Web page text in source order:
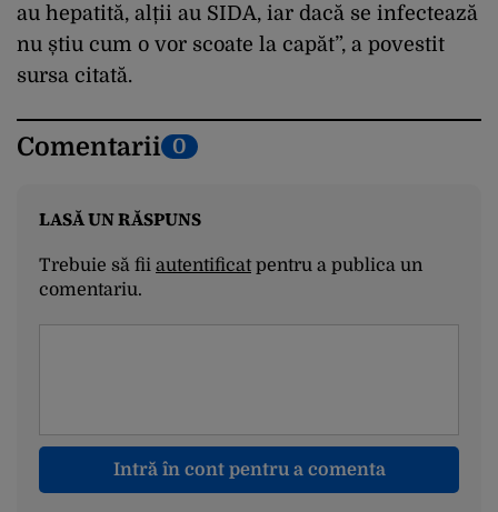
au hepatită, alții au SIDA, iar dacă se infectează
nu știu cum o vor scoate la capăt”, a povestit
sursa citată.
Comentarii 0
LASĂ UN RĂSPUNS
Trebuie să fii autentificatpentru a publica un
comentariu.
Intră în cont pentru a comenta